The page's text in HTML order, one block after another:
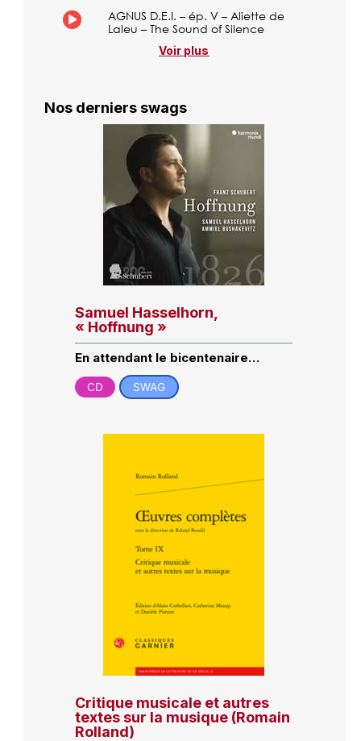
AGNUS D.E.I. – ép. V – Aliette de
Laleu – The Sound of Silence
Voir plus
Nos derniers swags
Samuel Hasselhorn,
« Hoffnung »
En attendant le bicentenaire…
CD SWAG
Critique musicale et autres
textes sur la musique (Romain
Rolland)